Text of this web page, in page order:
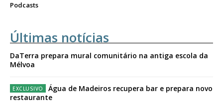
Podcasts
Últimas notícias
DaTerra prepara mural comunitário na antiga escola da
Mélvoa
Água de Madeiros recupera bar e prepara novo
restaurante